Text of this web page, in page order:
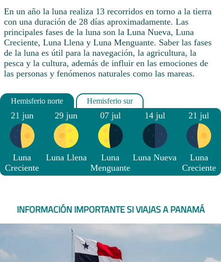
En un año la luna realiza 13 recorridos en torno a la tierra
con una duración de 28 días aproximadamente. Las
principales fases de la luna son la Luna Nueva, Luna
Creciente, Luna Llena y Luna Menguante. Saber las fases
de la luna es útil para la navegación, la agricultura, la
pesca y la cultura, además de influir en las emociones de
las personas y fenómenos naturales como las mareas.
21 jun
Luna
Creciente
29 jun
Luna Llena
07 jul
Luna
Menguante
14 jul
Luna Nueva
21 jul
Luna
Creciente
INFORMACIÓN IMPORTANTE SI VIAJAS A PANAMÁ